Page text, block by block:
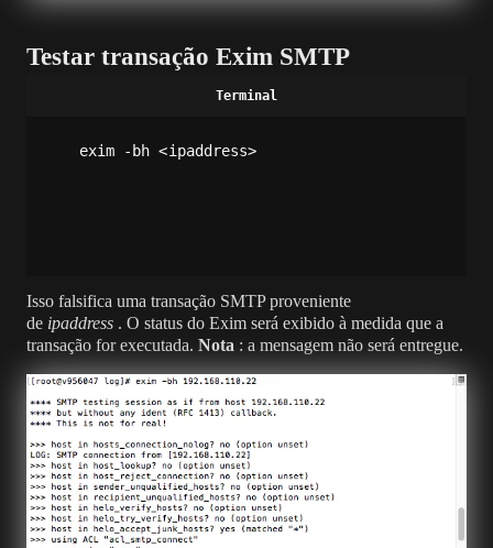
Testar transação Exim SMTP
exim -bh <ipaddress>
Isso falsifica uma transação SMTP proveniente
de ipaddress . O status do Exim será exibido à medida que a
transação for executada. Nota : a mensagem não será entregue.